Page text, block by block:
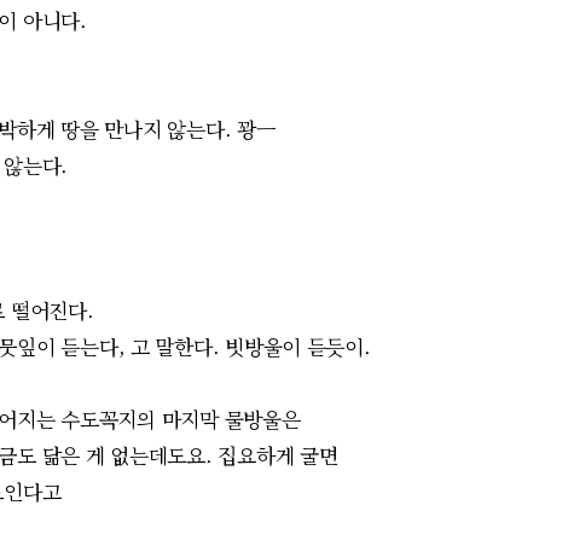
아니다.
하게 땅을 만나지 않는다. 꽝ㅡ
는다.
떨어진다.
잎이듣는다, 고 말한다. 빗방울이 듣듯이.
지는 수도꼭지의 마지막 물방울은
도 닮은 게 없는데도요. 집요하게 굴면
다고